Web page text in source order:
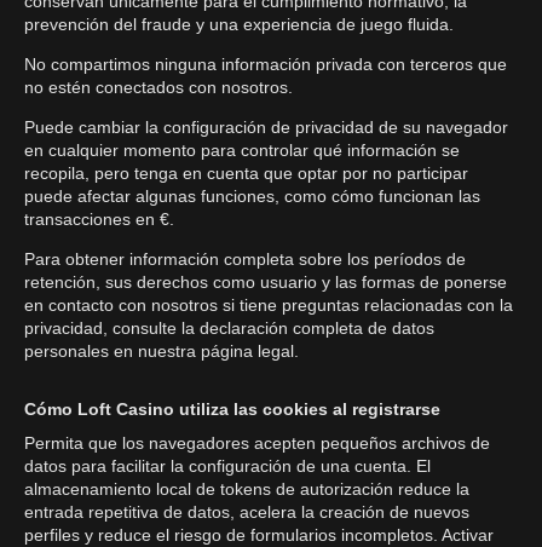
prevención del fraude y una experiencia de juego fluida.
No compartimos ninguna información privada con terceros que
no estén conectados con nosotros.
Puede cambiar la configuración de privacidad de su navegador
en cualquier momento para controlar qué información se
recopila, pero tenga en cuenta que optar por no participar
puede afectar algunas funciones, como cómo funcionan las
transacciones en €.
Para obtener información completa sobre los períodos de
retención, sus derechos como usuario y las formas de ponerse
en contacto con nosotros si tiene preguntas relacionadas con la
privacidad, consulte la declaración completa de datos
personales en nuestra página legal.
Cómo Loft Casino utiliza las cookies al registrarse
Permita que los navegadores acepten pequeños archivos de
datos para facilitar la configuración de una cuenta. El
almacenamiento local de tokens de autorización reduce la
entrada repetitiva de datos, acelera la creación de nuevos
perfiles y reduce el riesgo de formularios incompletos. Activar